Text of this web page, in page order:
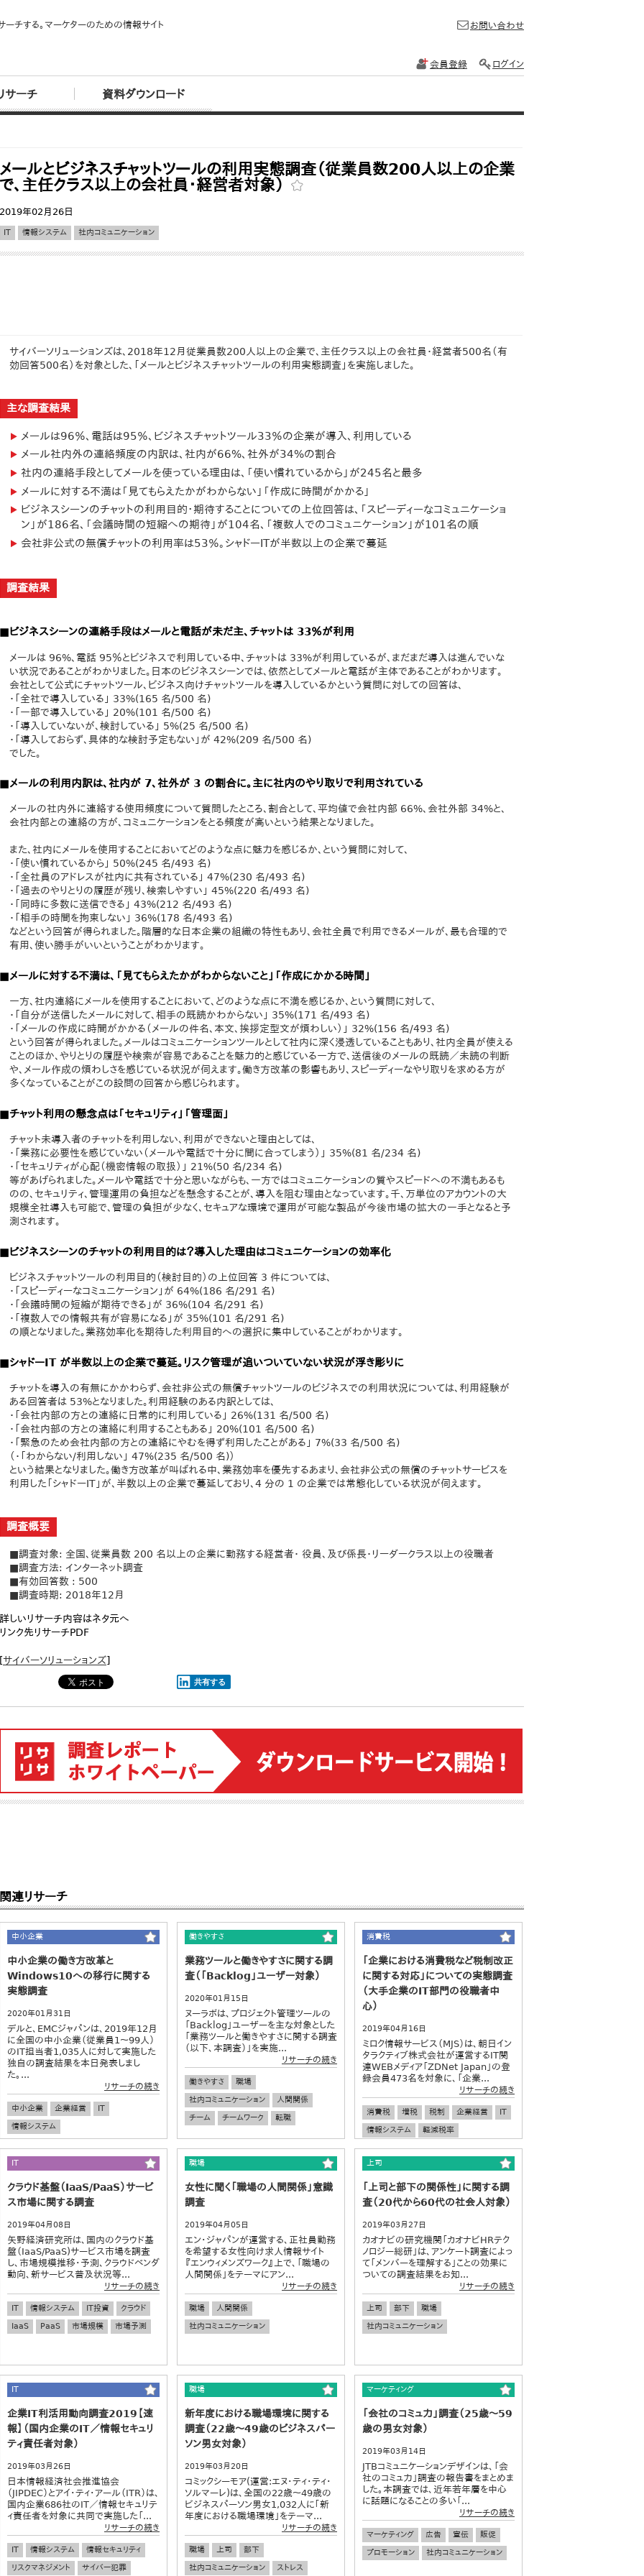
ーチする。マーケターのための情報サイト
サーチ 資料ダウンロード
お問い合わせ
会員登録 ログイン
メールとビジネスチャットツールの利用実態調査（従業員数200人以上の企業
で、主任クラス以上の会社員・経営者対象）
2019年02月26日
IT 情報システム 社内コミュニケーション
サイバーソリューションズは、2018年12月従業員数200人以上の企業で、主任クラス以上の会社員・経営者500名（有
効回答500名）を対象とした、「メールとビジネスチャットツールの利用実態調査」を実施しました。
主な調査結果
メールは96％、電話は95％、ビジネスチャットツール33％の企業が導入、利用している
メール社内外の連絡頻度の内訳は、社内が66%、社外が34%の割合
社内の連絡手段としてメールを使っている理由は、「使い慣れているから」が245名と最多
メールに対する不満は「見てもらえたかがわからない」「作成に時間がかかる」
ビジネスシーンのチャットの利用目的・期待することについての上位回答は、「スピーディーなコミュニケーショ
ン」が186名、「会議時間の短縮への期待」が104名、「複数人でのコミュニケーション」が101名の順
会社非公式の無償チャットの利用率は53％。シャドーITが半数以上の企業で蔓延
調査結果
■ビジネスシーンの連絡手段はメールと電話が未だ主、チャットは 33％が利用
メールは 96%、電話 95％とビジネスで利用している中、チャットは 33%が利用しているが、まだまだ導入は進んでいな
い状況であることがわかりました。日本のビジネスシーンでは、依然としてメールと電話が主体であることがわかります。
会社として公式にチャットツール、ビジネス向けチャットツールを導入しているかという質問に対しての回答は、
・「全社で導入している」 33%(165 名/500 名)
・「一部で導入している」 20%(101 名/500 名)
・「導入していないが、検討している」 5%(25 名/500 名)
・「導入しておらず、具体的な検討予定もない」が 42%(209 名/500 名)
でした。
■メールの利用内訳は、社内が 7、社外が 3 の割合に。主に社内のやり取りで利用されている
メールの社内外に連絡する使用頻度について質問したところ、割合として、平均値で会社内部 66%、会社外部 34%と、
会社内部との連絡の方が、コミュニケーションをとる頻度が高いという結果となりました。
また、社内にメールを使用することにおいてどのような点に魅力を感じるか、という質問に対して、
・「使い慣れているから」 50%(245 名/493 名)
・「全社員のアドレスが社内に共有されている」 47%(230 名/493 名)
・「過去のやりとりの履歴が残り、検索しやすい」 45%(220 名/493 名)
・「同時に多数に送信できる」 43%(212 名/493 名)
・「相手の時間を拘束しない」 36%(178 名/493 名)
などという回答が得られました。階層的な日本企業の組織の特性もあり、会社全員で利用できるメールが、最も合理的で
有用、使い勝手がいいということがわかります。
■メールに対する不満は、「見てもらえたかがわからないこと」「作成にかかる時間」
一方、社内連絡にメールを使用することにおいて、どのような点に不満を感じるか、という質問に対して、
・「自分が送信したメールに対して、相手の既読かわからない」 35%(171 名/493 名)
・「メールの作成に時間がかかる（メールの件名、本文、挨拶定型文が煩わしい）」 32%(156 名/493 名)
という回答が得られました。メールはコミュニケーションツールとして社内に深く浸透していることもあり、社内全員が使える
ことのほか、やりとりの履歴や検索が容易であることを魅力的と感じている一方で、送信後のメールの既読／未読の判断
や、メール作成の煩わしさを感じている状況が伺えます。働き方改革の影響もあり、スピーディーなやり取りを求める方が
多くなっていることがこの設問の回答から感じられます。
■チャット利用の懸念点は「セキュリティ」「管理面」
チャット未導入者のチャットを利用しない、利用ができないと理由としては、
・「業務に必要性を感じていない（メールや電話で十分に間に合ってしまう）」 35%(81 名/234 名)
・「セキュリティが心配（機密情報の取扱）」 21%(50 名/234 名)
等があげられました。メールや電話で十分と思いながらも、一方ではコミュニケーションの質やスピードへの不満もあるも
のの、セキュリティ、管理運用の負担などを懸念することが、導入を阻む理由となっています。千、万単位のアカウントの大
規模全社導入も可能で、管理の負担が少なく、セキュアな環境で運用が可能な製品が今後市場の拡大の一手となると予
測されます。
■ビジネスシーンのチャットの利用目的は？導入した理由はコミュニケーションの効率化
ビジネスチャットツールの利用目的（検討目的）の上位回答 3 件については、
・「スピーディーなコミュニケーション」が 64%(186 名/291 名)
・「会議時間の短縮が期待できる」が 36%(104 名/291 名)
・「複数人での情報共有が容易になる」が 35%(101 名/291 名)
の順となりました。業務効率化を期待した利用目的への選択に集中していることがわかります。
■シャドーIT が半数以上の企業で蔓延。リスク管理が追いついていない状況が浮き彫りに
チャットを導入の有無にかかわらず、会社非公式の無償チャットツールのビジネスでの利用状況については、利用経験が
ある回答者は 53%となりました。利用経験のある内訳としては、
・「会社内部の方との連絡に日常的に利用している」 26%(131 名/500 名)
・「会社内部の方との連絡に利用することもある」 20%(101 名/500 名)
・「緊急のため会社内部の方との連絡にやむを得ず利用したことがある」 7%(33 名/500 名)
（・「わからない/利用しない」 47%(235 名/500 名)）
という結果となりました。働き方改革が叫ばれる中、業務効率を優先するあまり、会社非公式の無償のチャットサービスを
利用した「シャドーIT」が、半数以上の企業で蔓延しており、4 分の 1 の企業では常態化している状況が伺えます。
調査概要
■調査対象: 全国、従業員数 200 名以上の企業に勤務する経営者・ 役員、及び係長・リーダークラス以上の役職者
■調査方法: インターネット調査
■有効回答数 : 500
■調査時期: 2018年12月
詳しいリサーチ内容はネタ元へ
リンク先リサーチPDF
[サイバーソリューションズ]
共有する
関連リサーチ
中小企業
中小企業の働き方改革と
Windows10への移行に関する
実態調査
2020年01月31日
デルと、EMCジャパンは、2019年12月
に全国の中小企業（従業員1～99人）
のIT担当者1,035人に対して実施した
独自の調査結果を本日発表しまし
た。...
リサーチの続き
中小企業 企業経営
IT
情報システム
働きやすさ
業務ツールと働きやすさに関する調
査（「Backlog」ユーザー対象）
2020年01月15日
ヌーラボは、プロジェクト管理ツールの
「Backlog」ユーザーを主な対象とした
「業務ツールと働きやすさに関する調査
（以下、本調査）」を実施...
リサーチの続き
働きやすさ
職場
社内コミュニケーション
人間関係
チーム
チームワーク 転職
消費税
「企業における消費税など税制改正
に関する対応」についての実態調査
（大手企業のIT部門の役職者中
心）
2019年04月16日
ミロク情報サービス（MJS）は、朝日イン
タラクティブ株式会社が運営するIT関
連WEBメディア「ZDNet Japan」の登
録会員473名を対象に、「企業...
リサーチの続き
消費税 増税 税制 企業経営
IT
情報システム
軽減税率
IT
クラウド基盤（IaaS/PaaS）サービ
ス市場に関する調査
2019年04月08日
矢野経済研究所は、国内のクラウド基
盤（IaaS/PaaS)サービス市場を調査
し、市場規模推移・予測、クラウドベンダ
動向、新サービス普及状況等...
リサーチの続き
IT 情報システム IT投資
クラウド
IaaS
PaaS 市場規模 市場予測
職場
女性に聞く「職場の人間関係」意識
調査
2019年04月05日
エン・ジャパンが運営する、正社員勤務
を希望する女性向け求人情報サイト
『エンウィメンズワーク』上で、「職場の
人間関係」をテーマにアン...
リサーチの続き
職場
人間関係
社内コミュニケーション
上司
「上司と部下の関係性」に関する調
査（20代から60代の社会人対象）
2019年03月27日
カオナビの研究機関「カオナビHRテク
ノロジー総研」は、アンケート調査によっ
て「メンバーを理解する」ことの効果に
ついての調査結果をお知...
リサーチの続き
上司 部下
職場
社内コミュニケーション
IT
企業IT利活用動向調査2019【速
報】（国内企業のIT／情報セキュリ
ティ責任者対象）
2019年03月26日
日本情報経済社会推進協会
（JIPDEC）とアイ・ティ・アール（ITR）は、
国内企業686社のIT／情報セキュリテ
ィ責任者を対象に共同で実施した「...
リサーチの続き
IT 情報システム
情報セキュリティ
リスクマネジメント
サイバー犯罪
職場
新年度における職場環境に関する
調査（22歳～49歳のビジネスパー
ソン男女対象）
2019年03月20日
コミックシーモア(運営:エヌ･ティ･ティ･
ソルマーレ)は､全国の22歳～49歳の
ビジネスパーソン男女1,032人に｢新
年度における職場環境｣をテーマ...
リサーチの続き
職場 上司
部下
社内コミュニケーション
ストレス
マーケティング
「会社のコミュ力」調査（25歳～59
歳の男女対象）
2019年03月14日
JTBコミュニケーションデザインは、「会
社のコミュ力」調査の報告書をまとめま
した。本調査では、近年若年層を中心
に話題になることの多い「...
リサーチの続き
マーケティング 広告 宣伝
販促
プロモーション
社内コミュニケーション